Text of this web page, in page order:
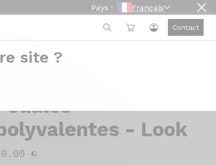
Pays : Français
Contact
site ?
- Look
€